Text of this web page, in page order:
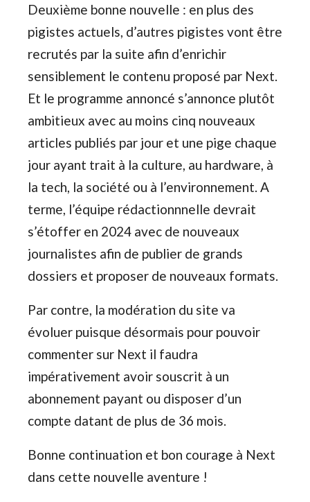
Deuxième bonne nouvelle : en plus des
pigistes actuels, d’autres pigistes vont être
recrutés par la suite afin d’enrichir
sensiblement le contenu proposé par Next.
Et le programme annoncé s’annonce plutôt
ambitieux avec au moins cinq nouveaux
articles publiés par jour et une pige chaque
jour ayant trait à la culture, au hardware, à
la tech, la société ou à l’environnement. A
terme, l’équipe rédactionnnelle devrait
s’étoffer en 2024 avec de nouveaux
journalistes afin de publier de grands
dossiers et proposer de nouveaux formats.
Par contre, la modération du site va
évoluer puisque désormais pour pouvoir
commenter sur Next il faudra
impérativement avoir souscrit à un
abonnement payant ou disposer d’un
compte datant de plus de 36 mois.
Bonne continuation et bon courage à Next
dans cette nouvelle aventure !